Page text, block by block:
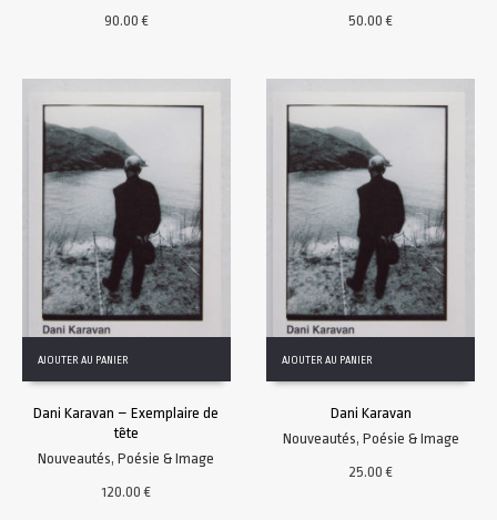
90.00€
50.00€
AJOUTER AU PANIER
Dani Karavan – Exemplaire de
tête
Nouveautés,Poésie & Image
120.00€
AJOUTER AU PANIER
Dani Karavan
Nouveautés, Poésie & Image
25.00€